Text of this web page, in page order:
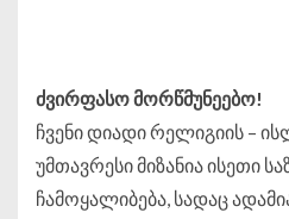
ძვირფასო მორწმუნეებო!
ჩვენი დიადი რელიგიის –
უმთავრესი მიზანია ისეთი
ჩამოყალიბება, სადაც